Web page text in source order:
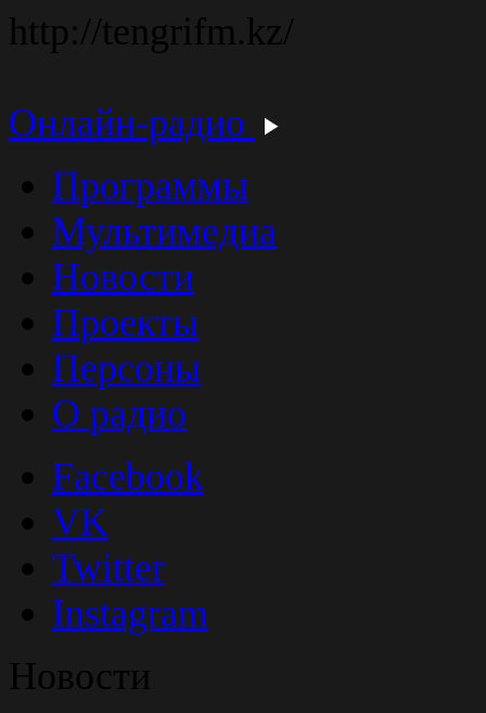
http://tengrifm.kz/
Онлайн-радио
Программы
Мультимедиа
Новости
Проекты
Персоны
О радио
Facebook
VK
Twitter
Instagram
Новости